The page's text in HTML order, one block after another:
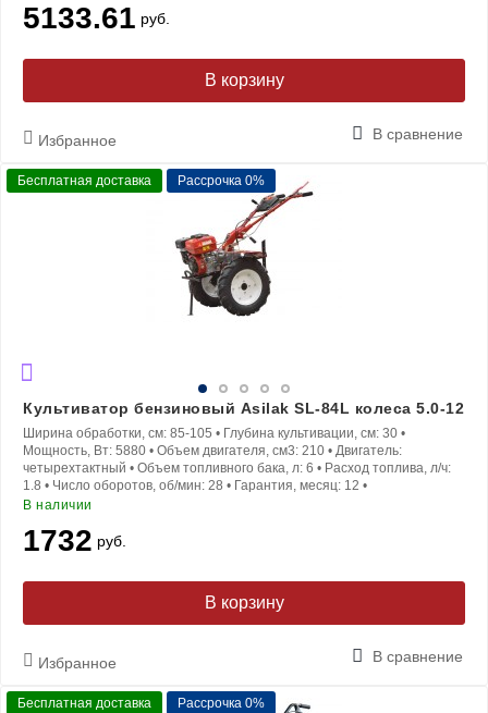
5133.61 руб.
В корзину
Избранное В сравнение
Бесплатная доставка Рассрочка 0%
Культиватор бензиновый Asilak SL-84L колеса 5.0-12
Ширина обработки, см: 85-105 • Глубина культивации, см: 30 •
Мощность, Вт: 5880 • Объем двигателя, см3: 210 • Двигатель:
четырехтактный • Объем топливного бака, л: 6 • Расход топлива, л/ч:
1.8 • Число оборотов, об/мин: 28 • Гарантия, месяц: 12 •
В наличии
1732 руб.
В корзину
Избранное В сравнение
Бесплатная доставка Рассрочка 0%